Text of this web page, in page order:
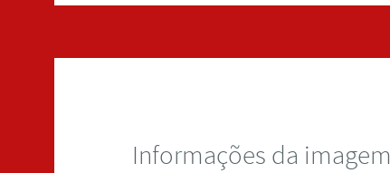
Informações da imagem